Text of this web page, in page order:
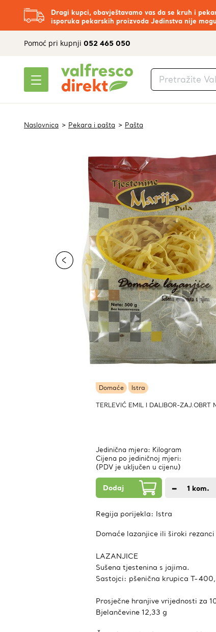
Dragi kupci, obavještavamo vas da se kruh i
isporuka pekarskih proizvoda Jedinstva nije
Pomoć pri kupnji 052 465 050
Naslovnica Pekara i pašta Pašta
Domaće Istra
TERLEVIĆ EMIL I DALIBOR-ZAJ.OBRT
Jedinična mjera: Kilogram
Cijena po jediničnoj mjeri:
(PDV je uključen u cijenu)
Dodaj − 1 kom.
Regija porijekla: Istra
Domaće lazanjice ili široki
LAZANJICE
Sušena tjestenina s jajima.
Sastojci: pšenična krupica T-
Prosječne hranjive vrijednosti za
Bjelančevine 12,33 g